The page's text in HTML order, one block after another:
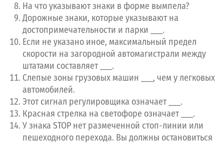
Перейти на Premium
На что указывают знаки в форме вымпела?
Дорожные знаки, которые указывают на
достопримечательности и парки ___.
Если не указано иное, максимальный предел
скорости на загородной автомагистрали между
штатами составляет ___.
Слепые зоны грузовых машин ___, чем у легковых
автомобилей.
Этот сигнал регулировщика означает ___.
Красная стрелка на светофоре означает ___.
У знака STOP нет размеченной стоп-линии или
пешеходного перехода. Вы должны остановиться